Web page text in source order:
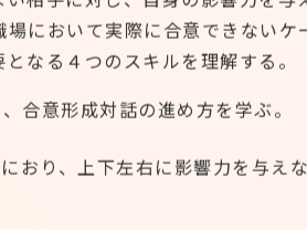
相手に対し、自身の影響力を与
において実際に合意できないケ
なる４つのスキルを理解する。
合意形成対話の進め方を学ぶ。
おり、上下左右に影響力を与え